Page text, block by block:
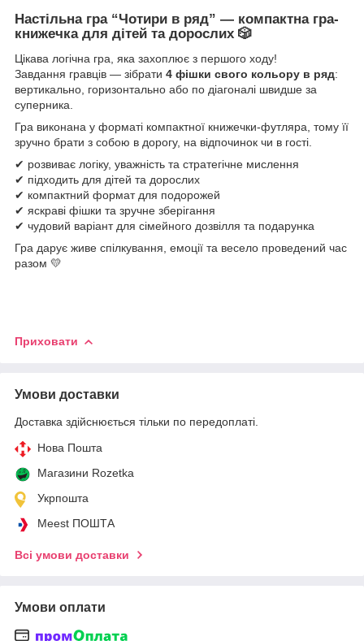
Настільна гра “Чотири в ряд” — компактна гра-
книжечка для дітей та дорослих 🎲
Цікава логічна гра, яка захоплює з першого ходу!
Завдання гравців — зібрати 4 фішки свого кольору в ряд:
вертикально, горизонтально або по діагоналі швидше за
суперника.
Гра виконана у форматі компактної книжечки-футляра, тому її
зручно брати з собою в дорогу, на відпочинок чи в гості.
✔ розвиває логіку, уважність та стратегічне мислення
✔ підходить для дітей та дорослих
✔ компактний формат для подорожей
✔ яскраві фішки та зручне зберігання
✔ чудовий варіант для сімейного дозвілля та подарунка
Гра дарує живе спілкування, емоції та весело проведений час
разом 💛
Приховати
Умови доставки
Доставка здійснюється тільки по передоплаті.
Нова Пошта
Магазини Rozetka
Укрпошта
Meest ПОШТА
Всі умови доставки
Умови оплати